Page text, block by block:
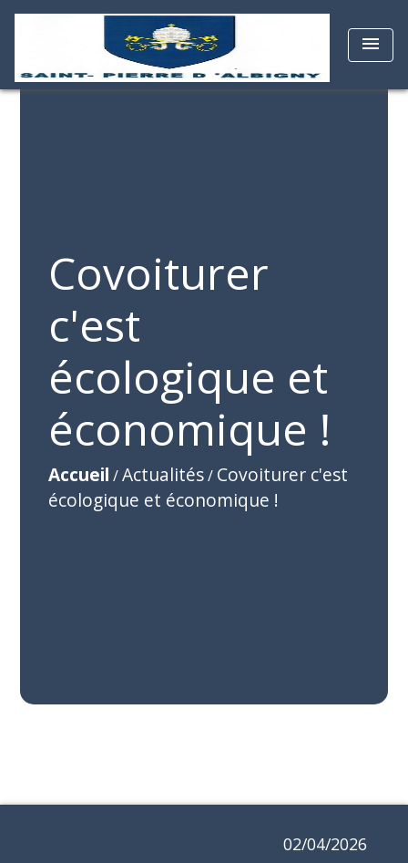
menu
Covoiturer
c'est
écologique et
économique !
Accueil /Actualités/ Covoiturer c'est
écologique et économique !
02/04/2026